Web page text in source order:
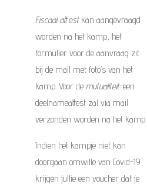
Fiscaal attest kan aangevraagd
worden na het kamp, het
formulier voor de aanvraag zit
bij de mail met foto’s van het
kamp. Voor de mutualiteit: een
deelnameattest zal via mail
verzonden worden na het kamp.
Indien het kampje niet kan
doorgaan omwille van Covid-19
krijgen jullie een voucher dat je